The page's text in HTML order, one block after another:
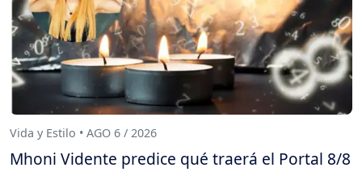
Vida y Estilo • AGO 6 / 2026
Mhoni Vidente predice qué traerá el Portal 8/8